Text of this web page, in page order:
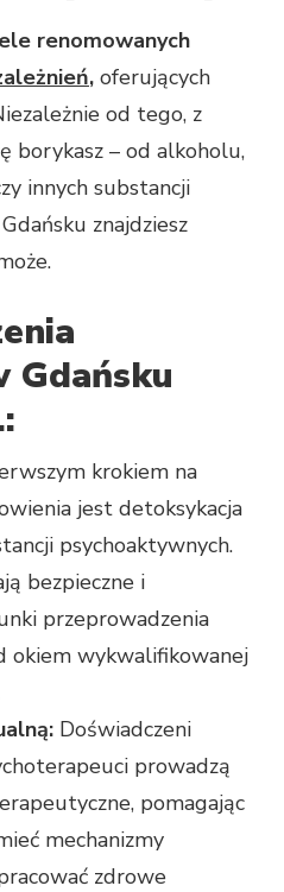
renomowanych
, oferujących
od tego, z
borykasz – od alkoholu,
innych substancji
znajdziesz
Gdańsku
krokiem na
jest detoksykacja
psychoaktywnych.
bezpieczne i
przeprowadzenia
okiem wykwalifikowanej
Doświadczeni
prowadzą
pomagając
mechanizmy
zdrowe